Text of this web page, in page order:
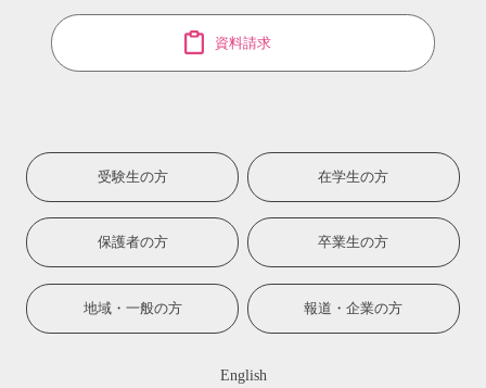
資料請求
受験生の方 在学生の方
保護者の方 卒業生の方
地域・一般の方 報道・企業の方
English